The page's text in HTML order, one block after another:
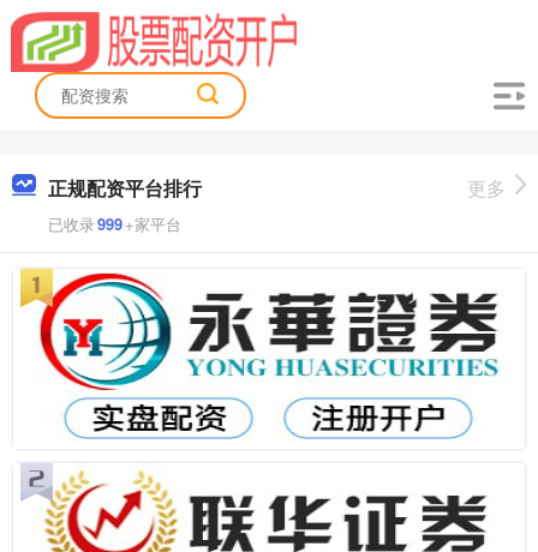
正规配资平台排行
已收录999+家平台
更多